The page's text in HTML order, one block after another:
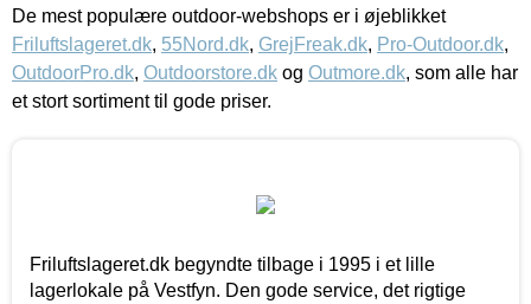
De mest populære outdoor-webshops er i øjeblikket
Friluftslageret.dk, 55Nord.dk, GrejFreak.dk, Pro-Outdoor.dk,
OutdoorPro.dk, Outdoorstore.dk og Outmore.dk, som alle har
et stort sortiment til gode priser.
Friluftslageret.dk begyndte tilbage i 1995 i et lille
lagerlokale på Vestfyn. Den gode service, det rigtige